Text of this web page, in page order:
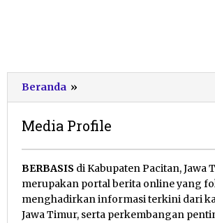
Beranda »
Profile
Media Profile
20
2012
oleh
Pacitanku
BERBASIS di Kabupaten Pacitan, Jawa
merupakan portal berita online yang
menghadirkan informasi terkini dari
Jawa Timur, serta perkembangan